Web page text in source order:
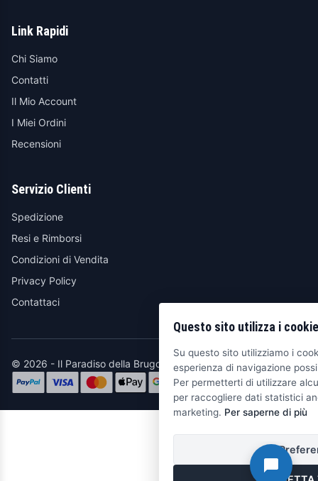
Link Rapidi
Chi Siamo
Contatti
Il Mio Account
I Miei Ordini
Recensioni
Servizio Clienti
Spedizione
Resi e Rimborsi
Condizioni di Vendita
Privacy Policy
Contattaci
© 2026 - Il Paradiso della Brugola
Questo sito utilizza i cookie
Su questo sito utilizziamo i
esperienza di navigazione
Per permetterti di utilizzare
per raccogliere dati statistici
marketing. Per saperne di più